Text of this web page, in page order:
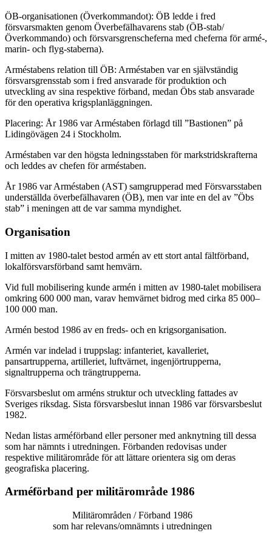
ÖB-organisationen (Överkommandot): ÖB ledde i fred
försvarsmakten genom Överbefälhavarens stab (ÖB-stab/
Överkommando) och försvarsgrenscheferna med cheferna för armé-,
marin- och flyg-staberna).
Arméstabens relation till ÖB: Arméstaben var en självständig
försvarsgrensstab som i fred ansvarade för produktion och
utveckling av sina respektive förband, medan Öbs stab ansvarade
för den operativa krigsplanläggningen.
Placering: År 1986 var Arméstaben förlagd till ”Bastionen” på
Lidingövägen 24 i Stockholm.
Arméstaben var den högsta ledningsstaben för markstridskrafterna
och leddes av chefen för arméstaben.
År 1986 var Arméstaben (AST) samgrupperad med Försvarsstaben
underställda överbefälhavaren (ÖB), men var inte en del av ”Öbs
stab” i meningen att de var samma myndighet.
Organisation
I mitten av 1980-talet bestod armén av ett stort antal fältförband,
lokalförsvarsförband samt hemvärn.
Vid full mobilisering kunde armén i mitten av 1980-talet mobilisera
omkring 600 000 man, varav hemvärnet bidrog med cirka 85 000–
100 000 man.
Armén bestod 1986 av en freds- och en krigsorganisation.
Armén var indelad i truppslag: infanteriet, kavalleriet,
pansartrupperna, artilleriet, luftvärnet, ingenjörtrupperna,
signaltrupperna och trängtrupperna.
Försvarsbeslut om arméns struktur och utveckling fattades av
Sveriges riksdag. Sista försvarsbeslut innan 1986 var försvarsbeslut
1982.
Nedan listas arméförband eller personer med anknytning till dessa
som har nämnts i utredningen. Förbanden redovisas under
respektive militärområde för att lättare orientera sig om deras
geografiska placering.
Arméförband per militärområde 1986
Militärområden / Förband 1986
som har relevans/omnämnts i utredningen